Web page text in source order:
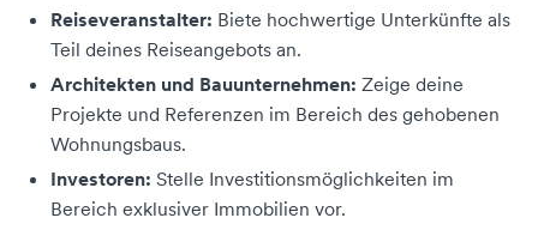
Reiseveranstalter: Biete hochwertige Unterkünfte als
Teil deines Reiseangebots an.
Architekten und Bauunternehmen: Zeige deine
Projekte und Referenzen im Bereich des gehobenen
Wohnungsbaus.
Investoren: Stelle Investitionsmöglichkeiten im
Bereich exklusiver Immobilien vor.